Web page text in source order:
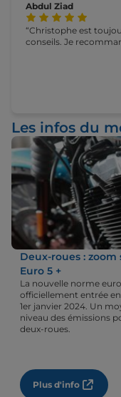
Abdul Ziad
Christophe est
conseils. Je
Les infos du
Deux-roues :
Euro 5 +
La nouvelle norme
officiellement entrée
1er janvier 2024. Un
niveau des émissions
deux-roues.
Plus d'info